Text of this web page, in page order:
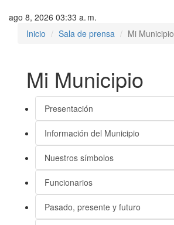
ago 8, 2026 03:33 a. m.
Inicio
Sala de prensa Mi Municipio
Mi Municipio
Presentación
Información del Municipio
Nuestros símbolos
Funcionarios
Pasado, presente y futuro